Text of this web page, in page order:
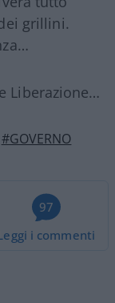
grillini.
Liberazione…
#GOVERNO
97
i commenti